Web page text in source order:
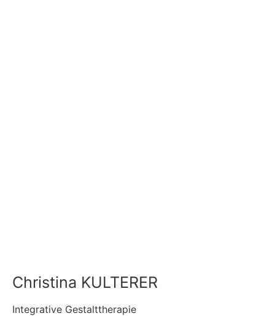
Christina KULTERER
Integrative Gestalttherapie